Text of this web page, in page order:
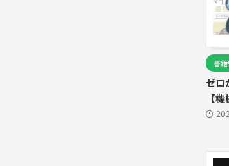
書
ゼロ
【